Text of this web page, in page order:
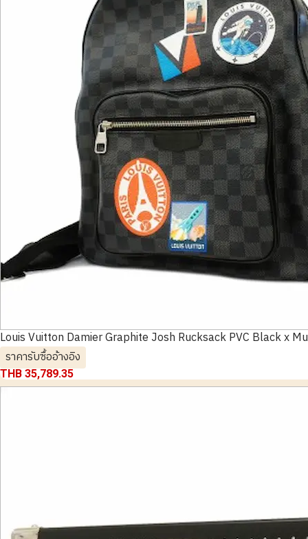
Louis Vuitton Damier Graphite Josh Rucksack PVC Black x
ราคารับซื้ออ้างอิง
THB 35,789.35